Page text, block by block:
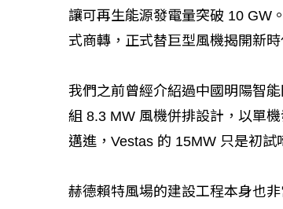
讓可再生能源發電量突破 10 GW
式商轉，正式替巨型風機揭開新時
我們之前曾經介紹過中國明陽智
組 8.3 MW 風機併排設計，以單
邁進，Vestas 的 15MW 只是初
赫德賴特風場的建設工程本身也